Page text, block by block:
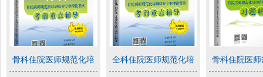
骨科住院医师规范化培 全科住院医师规范化培 骨科住院医